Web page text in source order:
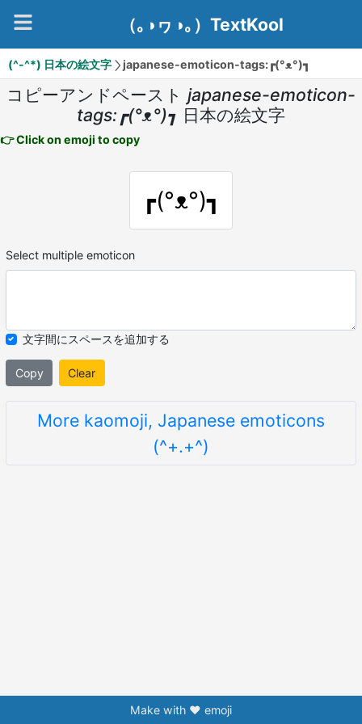
（｡◑ヮ◑｡）TextKool
(^-^*) 日本の絵文字 japanese-emoticon-tags:┏(°ᴥ°)┓
コピーアンドペースト japanese-emoticon-
tags:┏(°ᴥ°)┓ 日本の絵文字
👉 Click on emoji to copy
┏(°ᴥ°)┓
Select multiple emoticon
文字間にスペースを追加する
Copy Clear
More kaomoji, Japanese emoticons
(^+.+^)
Make with ❤️ emoji